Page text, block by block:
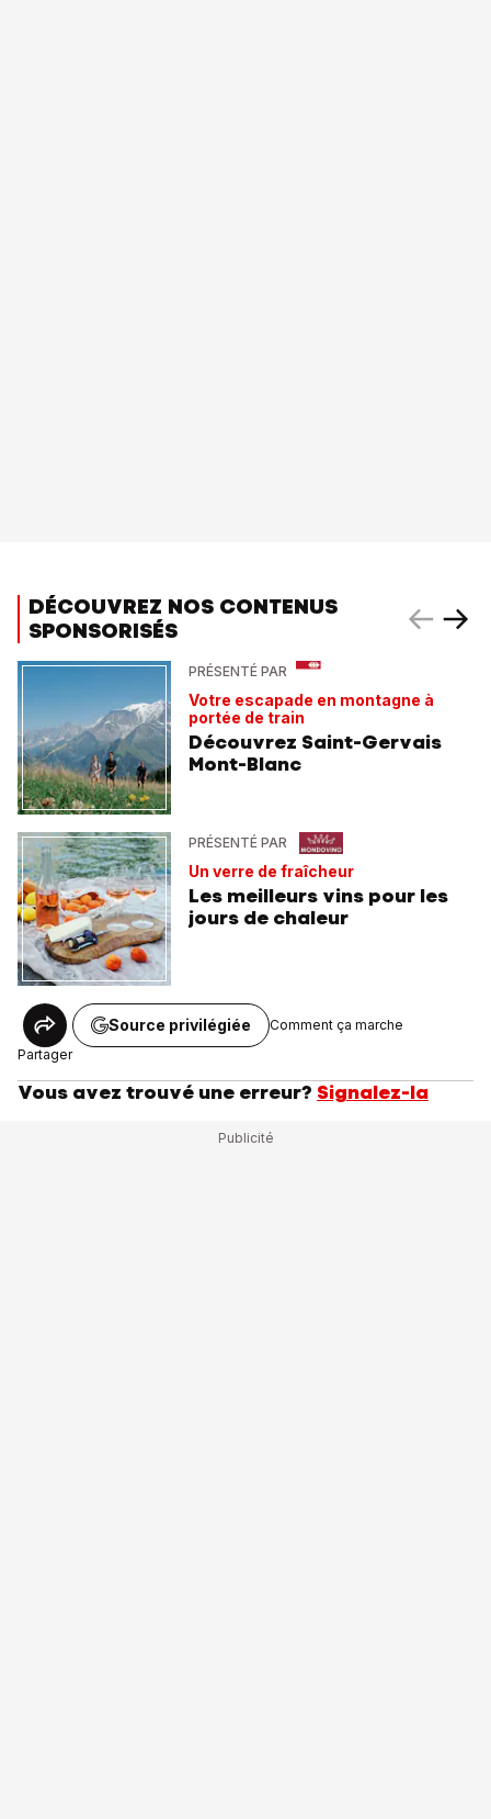
DÉCOUVREZ NOS CONTENUS
SPONSORISÉS
PRÉSENTÉ PAR
Votre escapade en montagne à
portée de train
Découvrez Saint-Gervais
Mont-Blanc
PRÉSENTÉ PAR
Un verre de fraîcheur
Les meilleurs vins pour les
jours de chaleur
Partager
Source privilégiée Comment ça marche
Vous avez trouvé une erreur? Signalez-la